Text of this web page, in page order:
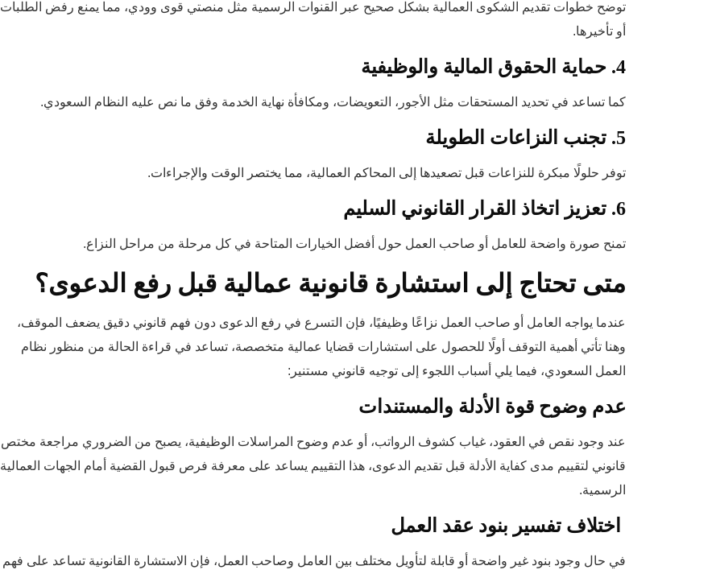
توضح خطوات تقديم الشكوى العمالية بشكل صحيح عبر القنوات الرسمية مثل منصتي قوى وودي، مما يمنع رفض الطلبات
أو تأخيرها.
4. حماية الحقوق المالية والوظيفية
كما تساعد في تحديد المستحقات مثل الأجور، التعويضات، ومكافأة نهاية الخدمة وفق ما نص عليه النظام السعودي.
5. تجنب النزاعات الطويلة
توفر حلولًا مبكرة للنزاعات قبل تصعيدها إلى المحاكم العمالية، مما يختصر الوقت والإجراءات.
6. تعزيز اتخاذ القرار القانوني السليم
تمنح صورة واضحة للعامل أو صاحب العمل حول أفضل الخيارات المتاحة في كل مرحلة من مراحل النزاع.
متى تحتاج إلى استشارة قانونية عمالية قبل رفع الدعوى؟
عندما يواجه العامل أو صاحب العمل نزاعًا وظيفيًا، فإن التسرع في رفع الدعوى دون فهم قانوني دقيق يضعف الموقف،
وهنا تأتي أهمية التوقف أولًا للحصول على استشارات قضايا عمالية متخصصة، تساعد في قراءة الحالة من منظور نظام
العمل السعودي، فيما يلي أسباب اللجوء إلى توجيه قانوني مستنير:
عدم وضوح قوة الأدلة والمستندات
عند وجود نقص في العقود، غياب كشوف الرواتب، أو عدم وضوح المراسلات الوظيفية، يصبح من الضروري مراجعة مختص
قانوني لتقييم مدى كفاية الأدلة قبل تقديم الدعوى، هذا التقييم يساعد على معرفة فرص قبول القضية أمام الجهات العمالية
الرسمية.
اختلاف تفسير بنود عقد العمل
في حال وجود بنود غير واضحة أو قابلة لتأويل مختلف بين العامل وصاحب العمل، فإن الاستشارة القانونية تساعد على فهم